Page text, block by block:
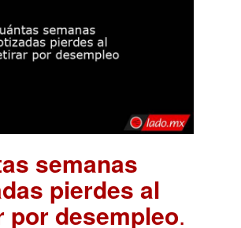
semanas
pierdes al
por desempleo.